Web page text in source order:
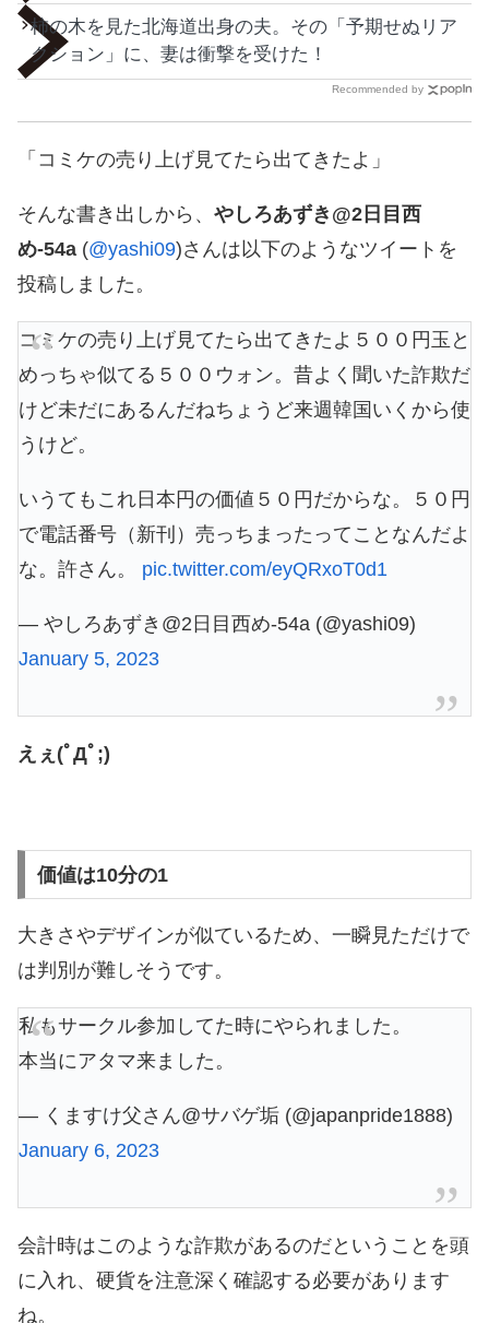
柿の木を見た北海道出身の夫。その「予期せぬリア
クション」に、妻は衝撃を受けた！
Recommended by
「コミケの売り上げ見てたら出てきたよ」
そんな書き出しから、 やしろあずき@2日目西
め-54a (@yashi09)さんは以下のようなツイートを
投稿しました。
コミケの売り上げ見てたら出てきたよ５００円玉と
めっちゃ似てる５００ウォン。昔よく聞いた詐欺だ
けど未だにあるんだねちょうど来週韓国いくから使
うけど。
いうてもこれ日本円の価値５０円だからな。５０円
で電話番号（新刊）売っちまったってことなんだよ
な。許さん。 pic.twitter.com/eyQRxoT0d1
— やしろあずき@2日目西め-54a (@yashi09)
January 5, 2023
えぇ(ﾟДﾟ;)
価値は10分の1
大きさやデザインが似ているため、一瞬見ただけで
は判別が難しそうです。
私もサークル参加してた時にやられました。
本当にアタマ来ました。
— くますけ父さん@サバゲ垢 (@japanpride1888)
January 6, 2023
会計時はこのような詐欺があるのだということを頭
に入れ、硬貨を注意深く確認する必要があります
ね。